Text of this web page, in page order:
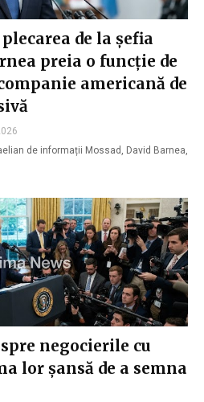
de la șefia
preia o funcție de
americană de
de informații Mossad, David Barnea,
negocierile cu
lor șansă de a semna